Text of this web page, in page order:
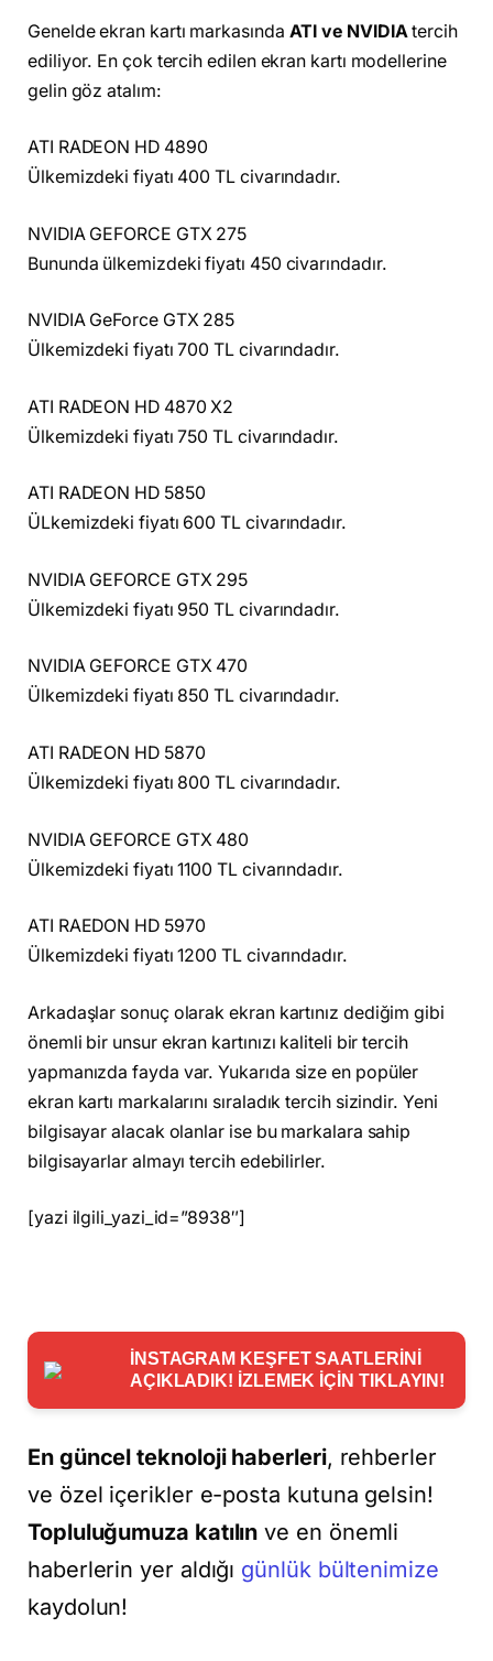
Genelde ekran kartı markasında ATI ve NVIDIA tercih
ediliyor. En çok tercih edilen ekran kartı modellerine
gelin göz atalım:
ATI RADEON HD 4890
Ülkemizdeki fiyatı 400 TL civarındadır.
NVIDIA GEFORCE GTX 275
Bununda ülkemizdeki fiyatı 450 civarındadır.
NVIDIA GeForce GTX 285
Ülkemizdeki fiyatı 700 TL civarındadır.
ATI RADEON HD 4870 X2
Ülkemizdeki fiyatı 750 TL civarındadır.
ATI RADEON HD 5850
ÜLkemizdeki fiyatı 600 TL civarındadır.
NVIDIA GEFORCE GTX 295
Ülkemizdeki fiyatı 950 TL civarındadır.
NVIDIA GEFORCE GTX 470
Ülkemizdeki fiyatı 850 TL civarındadır.
ATI RADEON HD 5870
Ülkemizdeki fiyatı 800 TL civarındadır.
NVIDIA GEFORCE GTX 480
Ülkemizdeki fiyatı 1100 TL civarındadır.
ATI RAEDON HD 5970
Ülkemizdeki fiyatı 1200 TL civarındadır.
Arkadaşlar sonuç olarak ekran kartınız dediğim gibi
önemli bir unsur ekran kartınızı kaliteli bir tercih
yapmanızda fayda var. Yukarıda size en popüler
ekran kartı markalarını sıraladık tercih sizindir. Yeni
bilgisayar alacak olanlar ise bu markalara sahip
bilgisayarlar almayı tercih edebilirler.
[yazi ilgili_yazi_id=”8938″]
İNSTAGRAM KEŞFET SAATLERİNİ
AÇIKLADIK! İZLEMEK İÇİN TIKLAYIN!
En güncel teknoloji haberleri, rehberler
ve özel içerikler e-posta kutuna gelsin!
Topluluğumuza katılın ve en önemli
haberlerin yer aldığı günlük bültenimize
kaydolun!